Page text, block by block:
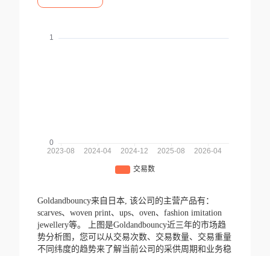
Goldandbouncy来自日本, 该公司的主营产品有：
scarves、woven print、ups、oven、fashion imitation
jewellery等。
上图是Goldandbouncy近三年的市场趋
势分析图，您可以从交易次数、交易数量、交易重量
不同纬度的趋势来了解当前公司的采供周期和业务稳